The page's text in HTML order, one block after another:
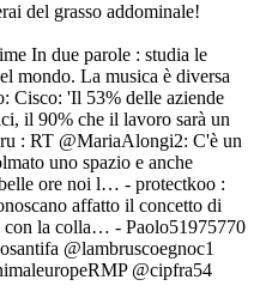
del grasso addominale!
In due parole : studia le
mondo. La musica è diversa
'Il 53% delle aziende
il 90% che il lavoro sarà un
: RT @MariaAlongi2: C'è un
uno spazio e anche
ore noi l… - protectkoo :
affatto il concetto di
con la colla… - Paolo51975770
@lambruscoegnoc1
@cipfra54